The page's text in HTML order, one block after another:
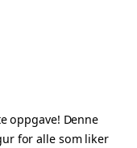
oppgave! Denne
for alle som liker